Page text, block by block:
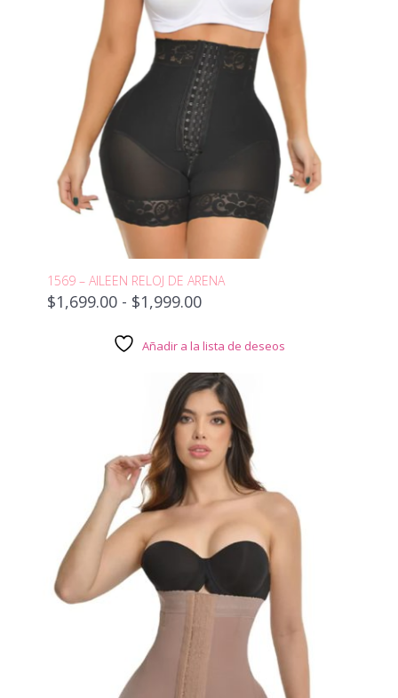
1569 – AILEEN RELOJ DE ARENA
$1,699.00 - $1,999.00Rango
desde
$1,699.00
hasta
$1,999.00
Añadir a la lista de deseos